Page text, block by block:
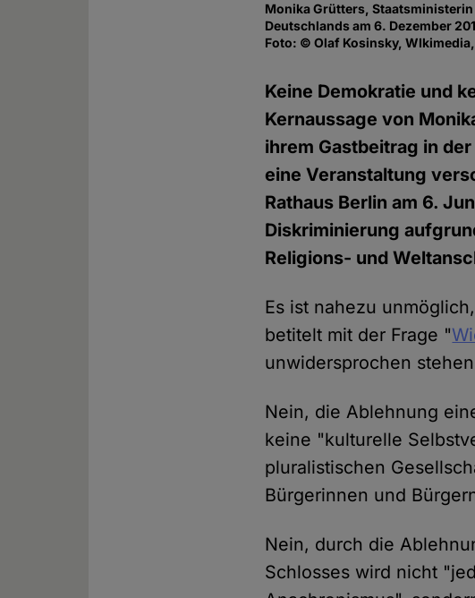
Monika Grütters,
Deutschlands am 6. Dezember
Foto: © Olaf Kosinsky, WIkimedia,
Keine Demokratie und
Kernaussage von
ihrem Gastbeitrag in
eine Veranstaltung
Rathaus Berlin am 6.
Diskriminierung
Religions- und
Es ist nahezu
betitelt mit der Frage "
unwidersprochen
Nein, die Ablehnung
keine "kulturelle
pluralistischen
Bürgerinnen und
Nein, durch die
Schlosses wird nicht